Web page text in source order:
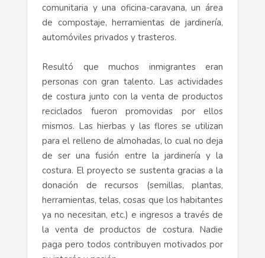
comunitaria y una oficina-caravana, un área
de compostaje, herramientas de jardinería,
automóviles privados y trasteros.
Resultó que muchos inmigrantes eran
personas con gran talento. Las actividades
de costura junto con la venta de productos
reciclados fueron promovidas por ellos
mismos. Las hierbas y las flores se utilizan
para el relleno de almohadas, lo cual no deja
de ser una fusión entre la jardinería y la
costura. El proyecto se sustenta gracias a la
donación de recursos (semillas, plantas,
herramientas, telas, cosas que los habitantes
ya no necesitan, etc.) e ingresos a través de
la venta de productos de costura. Nadie
paga pero todos contribuyen motivados por